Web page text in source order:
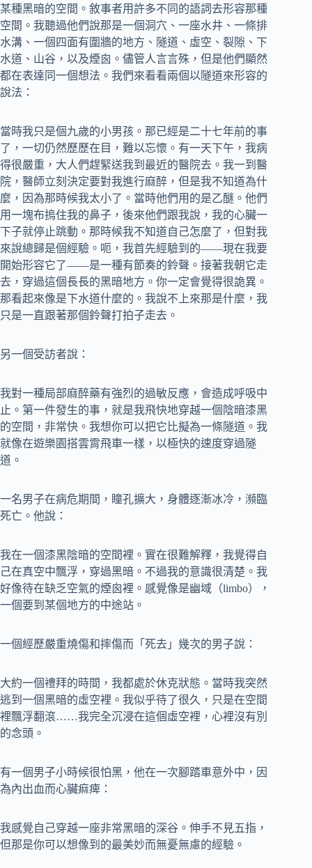
某種黑暗的空間。敘事者用許多不同的語詞去形容那種
空間。我聽過他們說那是一個洞穴、一座水井、一條排
水溝、一個四面有圍牆的地方、隧道、虛空、裂隙、下
水道、山谷，以及煙囪。儘管人言言殊，但是他們顯然
都在表達同一個想法。我們來看看兩個以隧道來形容的
說法：
當時我只是個九歲的小男孩。那已經是二十七年前的事
了，一切仍然歷歷在目，難以忘懷。有一天下午，我病
得很嚴重，大人們趕緊送我到最近的醫院去。我一到醫
院，醫師立刻決定要對我進行麻醉，但是我不知道為什
麼，因為那時候我太小了。當時他們用的是乙醚。他們
用一塊布摀住我的鼻子，後來他們跟我說，我的心臟一
下子就停止跳動。那時候我不知道自己怎麼了，但對我
來說總歸是個經驗。呃，我首先經驗到的――現在我要
開始形容它了――是一種有節奏的鈴聲。接著我朝它走
去，穿過這個長長的黑暗地方。你一定會覺得很詭異。
那看起來像是下水道什麼的。我說不上來那是什麼，我
只是一直跟著那個鈴聲打拍子走去。
另一個受訪者說：
我對一種局部麻醉藥有強烈的過敏反應，會造成呼吸中
止。第一件發生的事，就是我飛快地穿越一個陰暗漆黑
的空間，非常快。我想你可以把它比擬為一條隧道。我
就像在遊樂園搭雲霄飛車一樣，以極快的速度穿過隧
道。
一名男子在病危期間，瞳孔擴大，身體逐漸冰冷，瀕臨
死亡。他說：
我在一個漆黑陰暗的空間裡。實在很難解釋，我覺得自
己在真空中飄浮，穿過黑暗。不過我的意識很清楚。我
好像待在缺乏空氣的煙囪裡。感覺像是幽域（limbo），
一個要到某個地方的中途站。
一個經歷嚴重燒傷和摔傷而「死去」幾次的男子說：
大約一個禮拜的時間，我都處於休克狀態。當時我突然
逃到一個黑暗的虛空裡。我似乎待了很久，只是在空間
裡飄浮翻滾……我完全沉浸在這個虛空裡，心裡沒有別
的念頭。
有一個男子小時候很怕黑，他在一次腳踏車意外中，因
為內出血而心臟痲痺：
我感覺自己穿越一座非常黑暗的深谷。伸手不見五指，
但那是你可以想像到的最美妙而無憂無慮的經驗。